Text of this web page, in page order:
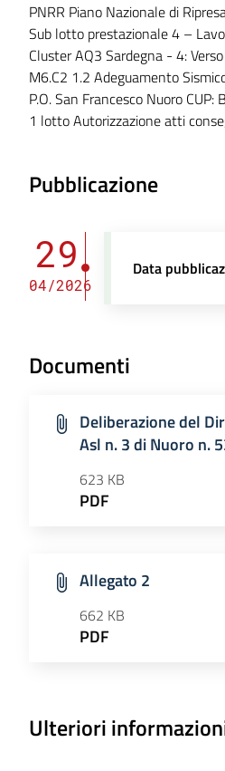
PNRR Piano Nazionale di
Sub lotto prestazionale 4 –
Cluster AQ3 Sardegna - 4:
M6.C2 1.2 Adeguamento
P.O. San Francesco Nuoro
1 lotto Autorizzazione atti
Pubblicazione
29
04/2026
Data
Documenti
Deliberazione del
Asl n. 3 di Nuoro n.
623 KB
PDF
Allegato 2
662 KB
PDF
Ulteriori